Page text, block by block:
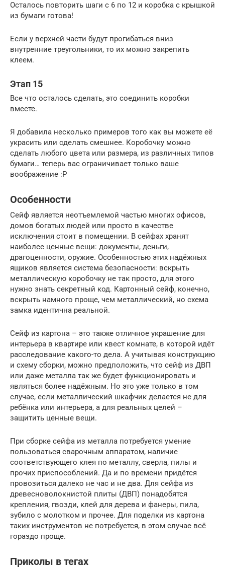
Осталось повторить шаги с 6 по 12 и коробка с крышкой
из бумаги готова!
Если у верхней части будут прогибаться вниз
внутренние треугольники, то их можно закрепить
клеем.
Этап 15
Все что осталось сделать, это соединить коробки
вместе.
Я добавила несколько примеров того как вы можете её
украсить или сделать смешнее. Коробочку можно
сделать любого цвета или размера, из различных типов
бумаги… теперь вас ограничивает только ваше
воображение :Р
Особенности
Сейф является неотъемлемой частью многих офисов,
домов богатых людей или просто в качестве
исключения стоит в помещении. В сейфах хранят
наиболее ценные вещи: документы, деньги,
драгоценности, оружие. Особенностью этих надёжных
ящиков является система безопасности: вскрыть
металлическую коробочку не так просто, для этого
нужно знать секретный код. Картонный сейф, конечно,
вскрыть намного проще, чем металлический, но схема
замка идентична реальной.
Сейф из картона – это также отличное украшение для
интерьера в квартире или квест комнате, в которой идёт
расследование какого-то дела. А учитывая конструкцию
и схему сборки, можно предположить, что сейф из ДВП
или даже металла так же будет функционировать и
являться более надёжным. Но это уже только в том
случае, если металлический шкафчик делается не для
ребёнка или интерьера, а для реальных целей –
защитить ценные вещи.
При сборке сейфа из металла потребуется умение
пользоваться сварочным аппаратом, наличие
соответствующего клея по металлу, сверла, пилы и
прочих приспособлений. Да и по времени придётся
провозиться далеко не час и не два. Для сейфа из
древесноволокнистой плиты (ДВП) понадобятся
крепления, гвозди, клей для дерева и фанеры, пила,
зубило с молотком и прочее. Для поделки из картона
таких инструментов не потребуется, в этом случае всё
гораздо проще.
Приколы в тегах